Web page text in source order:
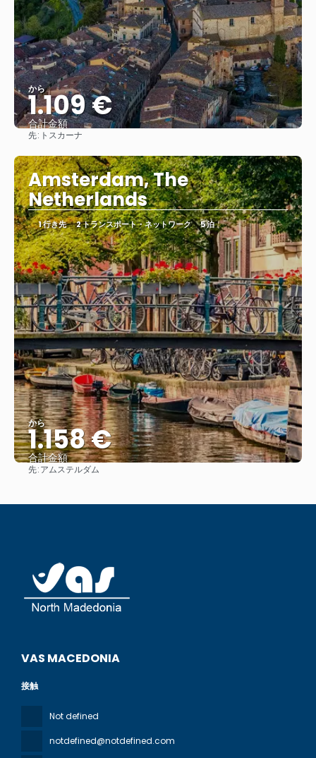
から
1.109 €
合計金額
先: トスカーナ
Amsterdam, The
Netherlands
1 行き先 2 トランスポート・ネットワーク 5 泊
から
1.158 €
合計金額
先:アムステルダム
VAS MACEDONIA
接触
Not defined
notdefined@notdefined.com